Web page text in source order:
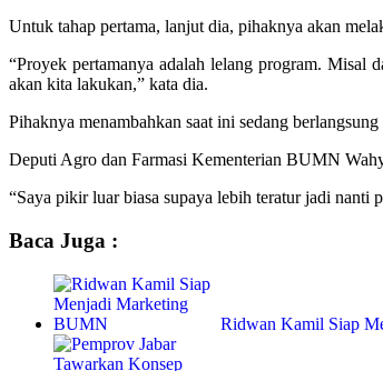
Untuk tahap pertama, lanjut dia, pihaknya akan
“Proyek pertamanya adalah lelang program.
akan kita lakukan,” kata dia.
Pihaknya menambahkan saat ini sedang
Deputi Agro dan Farmasi Kementerian BUMN
“Saya pikir luar biasa supaya lebih teratur jadi
Baca Juga :
Ridwan Kamil Siap